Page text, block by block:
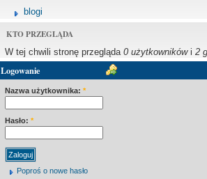
blogi
KTO PRZEGLĄDA
W tej chwili stronę przegląda 0 użytkownikówi 2
Logowanie
Nazwa użytkownika: *
Hasło: *
Poproś o nowe hasło